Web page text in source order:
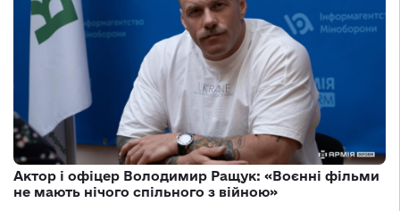
Актор і офіцер Володимир Ращук: «Воєнні фільми
не мають нічого спільного з війною»